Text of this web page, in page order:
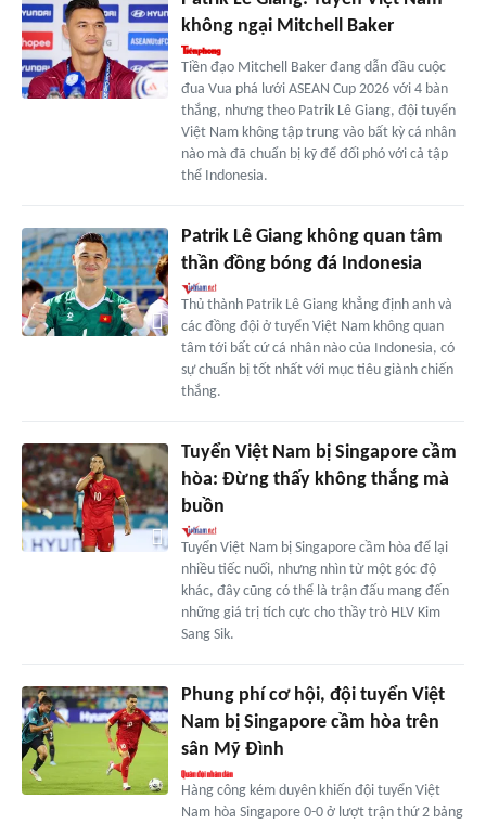
không ngại Mitchell Baker
Tiền đạo Mitchell Baker đang dẫn đầu cuộc
đua Vua phá lưới ASEAN Cup 2026 với 4 bàn
thắng, nhưng theo Patrik Lê Giang, đội tuyển
Việt Nam không tập trung vào bất kỳ cá nhân
nào mà đã chuẩn bị kỹ để đối phó với cả tập
thể Indonesia.
Patrik Lê Giang không quan tâm
thần đồng bóng đá Indonesia
Thủ thành Patrik Lê Giang khẳng định anh và
các đồng đội ở tuyển Việt Nam không quan
tâm tới bất cứ cá nhân nào của Indonesia, có
sự chuẩn bị tốt nhất với mục tiêu giành chiến
thắng.
Tuyển Việt Nam bị Singapore cầm
hòa: Đừng thấy không thắng mà
buồn
Tuyển Việt Nam bị Singapore cầm hòa để lại
nhiều tiếc nuối, nhưng nhìn từ một góc độ
khác, đây cũng có thể là trận đấu mang đến
những giá trị tích cực cho thầy trò HLV Kim
Sang Sik.
Phung phí cơ hội, đội tuyển Việt
Nam bị Singapore cầm hòa trên
sân Mỹ Đình
Hàng công kém duyên khiến đội tuyển Việt
Nam hòa Singapore 0-0 ở lượt trận thứ 2 bảng